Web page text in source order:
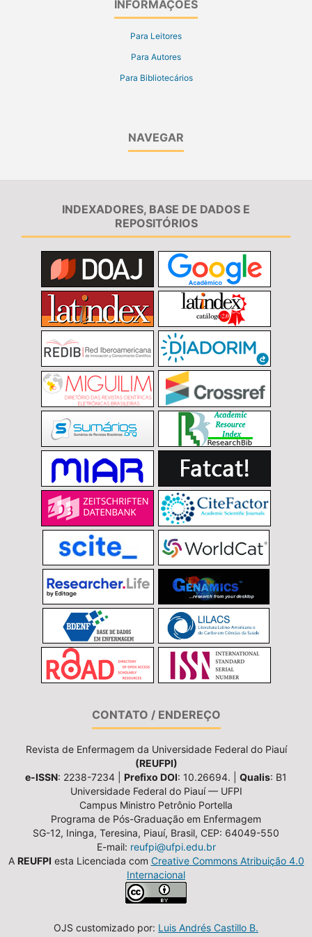
INFORMAÇÕES
Para Leitores
Para Autores
Para Bibliotecários
NAVEGAR
INDEXADORES, BASE DE DADOS E
REPOSITÓRIOS
CONTATO / ENDEREÇO
Revista de Enfermagem da Universidade Federal do Piauí
(REUFPI)
e-ISSN: 2238-7234 | Prefixo DOI: 10.26694. | Qualis: B1
Universidade Federal do Piauí — UFPI
Campus Ministro Petrônio Portella
Programa de Pós-Graduação em Enfermagem
SG-12, Ininga, Teresina, Piauí, Brasil, CEP: 64049-550
E-mail: reufpi@ufpi.edu.br
A REUFPI esta Licenciada com Creative Commons Atribuição 4.0
Internacional
OJS customizado por: Luis Andrés Castillo B.